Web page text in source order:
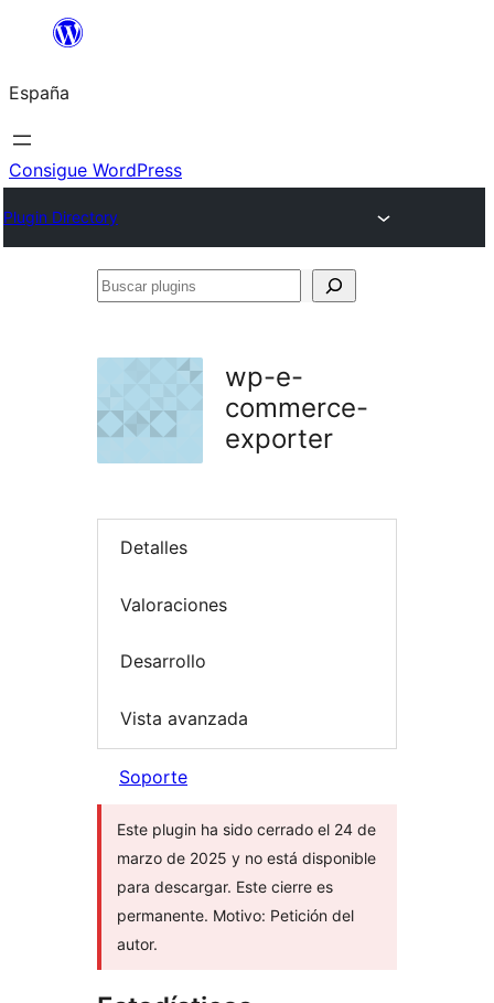
Saltar
contenido
España
Consigue WordPress
Plugin Directory
Buscar
wp-e-
commerce-
exporter
Detalles
Valoraciones
Desarrollo
Vista avanzada
Soporte
Este plugin ha sido cerrado el 24 de
marzo de 2025 y no está disponible
para descargar. Este cierre es
permanente. Motivo: Petición del
autor.